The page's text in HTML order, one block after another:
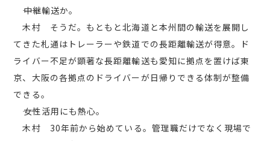
――中継輸送か。
木村 そうだ。もともと北海道と本州間の輸送を展開し
てきた札通はトレーラーや鉄道での長距離輸送が得意。ド
ライバー不足が顕著な長距離輸送も愛知に拠点を置けば東
京、大阪の各拠点のドライバーが日帰りできる体制が整備
できる。
――女性活用にも熱心。
木村 30年前から始めている。管理職だけでなく現場で